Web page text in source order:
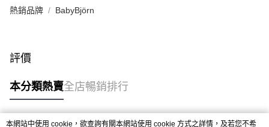
每筆HK$55.00，滿HK$800.00或以上免運費
熱銷品牌 BabyBjörn
評價
本分類熱賣全店暢銷排行
本網站中使用 cookie，欲查詢有關本網站使用 cookie 方式之詳情，及若您不希